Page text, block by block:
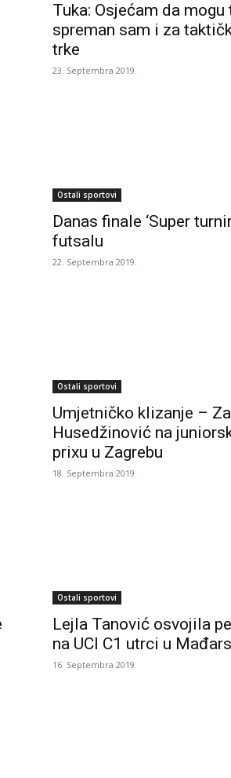
Tuka: Osjećam da
spreman sam i za
trke
23. Septembra 2019.
Ostali sportovi
Danas finale ‘Super
futsalu
22. Septembra 2019.
Ostali sportovi
Umjetničko klizanje –
Husedžinović na
prixu u Zagrebu
18. Septembra 2019.
Ostali sportovi
Lejla Tanović osvojila
na UCI C1 utrci u
16. Septembra 2019.